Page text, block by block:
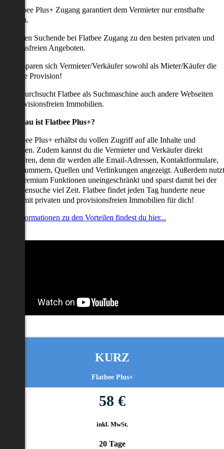
Flatbee Plus+ Zugang garantiert dem Vermieter nur ernsthafte
erhalten Suchende bei Flatbee Zugang zu den besten privaten und
Angeboten.
uns sparen sich Vermieter/Verkäufer sowohl als Mieter/Käufer die
Provision!
durchsucht Flatbee als Suchmaschine auch andere Webseiten
provisionsfreien Immobilien.
genau ist Flatbee Plus+?
Flatbee Plus+ erhältst du vollen Zugriff auf alle Inhalte und
Zudem kannst du die Vermieter und Verkäufer direkt
denn dir werden alle Email-Adressen, Kontaktformulare,
Quellen und Verlinkungen angezeigt. Außerdem nutzt
alle Premium Funktionen uneingeschränkt und sparst damit bei der
viel Zeit. Flatbee findet jeden Tag hunderte neue
mit privaten und provisionsfreien Immobilien für dich!
Informationen zu den Vorteilen findest du hier...
KURZ
Flatbee Plus+
58 €
inkl. MwSt.
20 Tage